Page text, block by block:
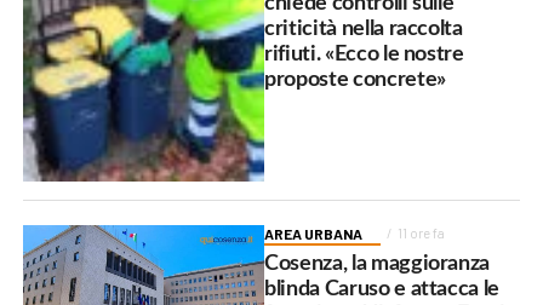
criticità nella raccolta
rifiuti. «Ecco le nostre
proposte concrete»
AREA URBANA 11 ore fa
Cosenza, la maggioranza
blinda Caruso e attacca le